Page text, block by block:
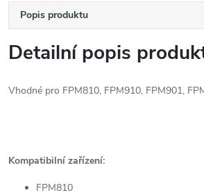
Popis produktu
Detailní popis
Vhodné pro FPM810, FPM910, FPM901,
Kompatibilní zařízení:
FPM810